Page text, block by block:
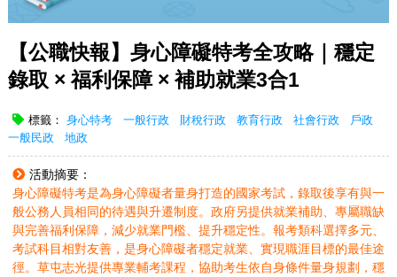
【公職快報】身心障礙特考全攻略｜穩定
錄取 × 福利保障 × 補助就業3合1
標籤： 身心特考 一般行政 財稅行政 教育行政 社會行政
戶政
一般民政
地政
活動摘要：
身心障礙特考是為身心障礙者量身打造的國家考試，錄取後享有與一
般公務人員相同的待遇與升遷制度。政府另提供就業補助、專屬職缺
與完善福利保障，減少就業門檻、提升穩定性。報考類科選擇多元、
考試科目相對友善，是身心障礙者穩定就業、實現職涯目標的最佳途
徑。草屯志光提供專業輔考課程，協助考生依自身條件量身規劃，穩